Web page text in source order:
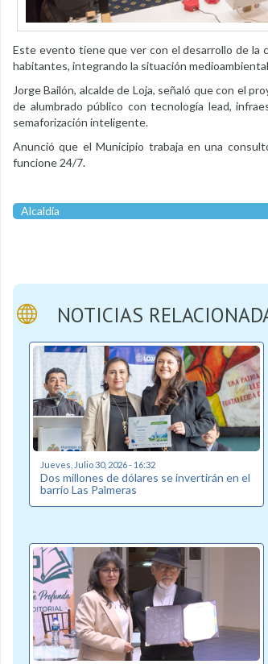
Este evento tiene que ver con el desarrollo de la
habitantes, integrando la situación
Jorge Bailón, alcalde de Loja, señaló que con el
de alumbrado público con tecnología lead,
semaforización inteligente.
Anunció que el Municipio trabaja en una
funcione 24/7.
Alcaldía
NOTICIAS
Jueves, Julio 30, 2026 - 16:32
Dos millones de dólares se invertirán en el
barrio Las Palmeras